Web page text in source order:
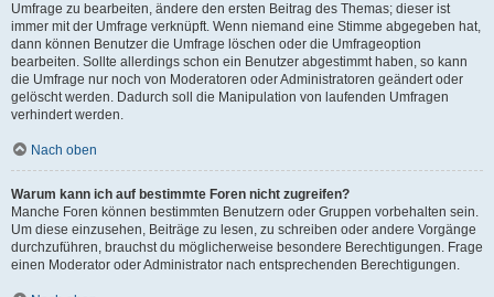
Umfrage zu bearbeiten, ändere den ersten Beitrag des Themas; dieser ist
immer mit der Umfrage verknüpft. Wenn niemand eine Stimme abgegeben hat,
dann können Benutzer die Umfrage löschen oder die Umfrageoption
bearbeiten. Sollte allerdings schon ein Benutzer abgestimmt haben, so kann
die Umfrage nur noch von Moderatoren oder Administratoren geändert oder
gelöscht werden. Dadurch soll die Manipulation von laufenden Umfragen
verhindert werden.
Nach oben
Warum kann ich auf bestimmte Foren nicht zugreifen?
Manche Foren können bestimmten Benutzern oder Gruppen vorbehalten sein.
Um diese einzusehen, Beiträge zu lesen, zu schreiben oder andere Vorgänge
durchzuführen, brauchst du möglicherweise besondere Berechtigungen. Frage
einen Moderator oder Administrator nach entsprechenden Berechtigungen.